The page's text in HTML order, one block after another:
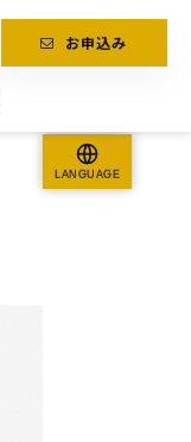
お申込み
LANGUAGE